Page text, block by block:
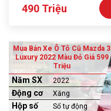
490 Triệu
Mua Bán Xe Ô Tô Cũ Mazda 3
Luxury 2022 Màu Đỏ Giá 599
Triệu
Năm SX 2022
Động cơ Xăng
Hộp số Số tự động